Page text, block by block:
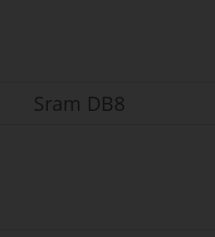
Sram DB8